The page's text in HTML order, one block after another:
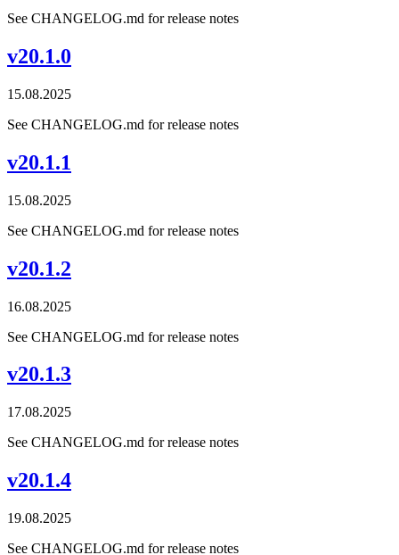
See CHANGELOG.md for release notes
v20.1.0
15.08.2025
See CHANGELOG.md for release notes
v20.1.1
15.08.2025
See CHANGELOG.md for release notes
v20.1.2
16.08.2025
See CHANGELOG.md for release notes
v20.1.3
17.08.2025
See CHANGELOG.md for release notes
v20.1.4
19.08.2025
See CHANGELOG.md for release notes